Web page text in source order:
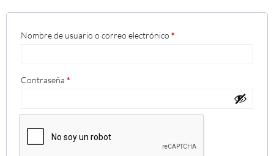
Nombre de usuario o correo electrónico *
Contraseña *